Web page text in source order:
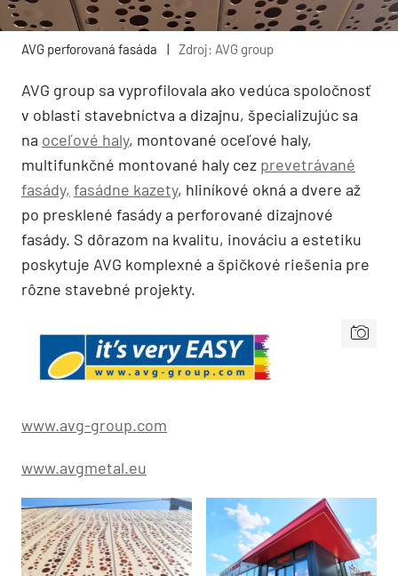
AVG perforovaná fasáda | Zdroj: AVG group
AVG group sa vyprofilovala ako vedúca spoločnosť
v oblasti stavebníctva a dizajnu, špecializujúc sa
na oceľové haly, montované oceľové haly,
multifunkčné montované haly cez prevetrávané
fasády, fasádne kazety, hliníkové okná a dvere až
po presklené fasády a perforované dizajnové
fasády. S dôrazom na kvalitu, inováciu a estetiku
poskytuje AVG komplexné a špičkové riešenia pre
rôzne stavebné projekty.
www.avg-group.com
www.avgmetal.eu